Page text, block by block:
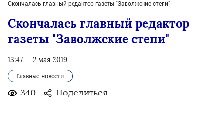
Скончалась главный редактор газеты "Заволжские степи"
Скончалась главный редактор
газеты "Заволжские степи"
13:47 2 мая 2019
Главные новости
340 Поделиться